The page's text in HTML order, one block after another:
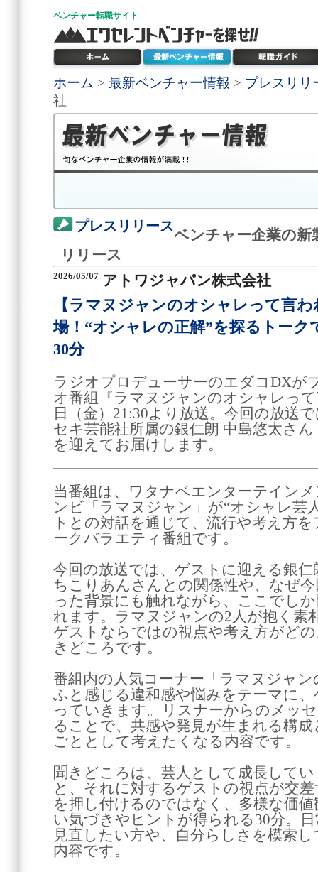
ベンチャー転職サイト
ホーム > 最新ベンチャー情報 > プレスリリ
社
プレスリリース
ベンチャー企業の新
リリース
2026/05/07 アトワジャパン株式会社
【ラマヌジャンのオシャレって言
場！“オシャレの正解”を探るトーク
30分
ラジオプロデューサーのエダコDXが
オ番組『ラマヌジャンのオシャレっ
日（金）21:30より放送。今回の放送
セキ芸能社所属の銀仁朗 中島悠太さ
を迎えてお届けします。
当番組は、ワタナベエンターテイン
ンビ「ラマヌジャン」が“オシャレ芸
トとの対話を通じて、流行や考え方
ークバラエティ番組です。
今回の放送では、ゲストに迎える銀
ちこりあんさんとの関係性や、なぜ
った背景にも触れながら、ここでし
れます。ラマヌジャンの2人が抱く素
ゲストならではの視点や考え方がど
きどころです。
番組内の人気コーナー「ラマヌジャ
ふと感じる違和感や悩みをテーマに
っていきます。リスナーからのメッ
ることで、共感や発見が生まれる構
ごととして考えたくなる内容です。
聞きどころは、芸人として成長して
と、それに対するゲストの視点が交
を押し付けるのではなく、多様な価
い気づきやヒントが得られる30分。
見直したい方や、自分らしさを模索
内容です。